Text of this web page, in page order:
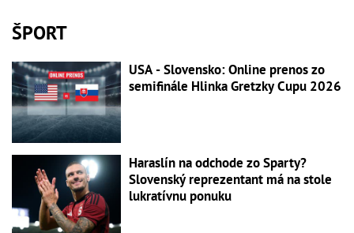
ŠPORT
USA - Slovensko: Online prenos zo
semifinále Hlinka Gretzky Cupu 2026
Haraslín na odchode zo Sparty?
Slovenský reprezentant má na stole
lukratívnu ponuku